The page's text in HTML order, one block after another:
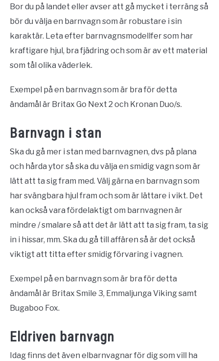
Bor du på landet eller avser att gå mycket i terräng så
bör du välja en barnvagn som är robustare i sin
karaktär. Leta efter barnvagnsmodellfer som har
kraftigare hjul, bra fjädring och som är av ett material
som tål olika väderlek.
Exempel på en barnvagn som är bra för detta
ändamål är Britax Go Next 2 och Kronan Duo/s.
Barnvagn i stan
Ska du gå mer i stan med barnvagnen, dvs på plana
och hårda ytor så ska du välja en smidig vagn som är
lätt att ta sig fram med. Välj gärna en barnvagn som
har svängbara hjul fram och som är lättare i vikt. Det
kan också vara fördelaktigt om barnvagnen är
mindre / smalare så att det är lätt att ta sig fram, ta sig
in i hissar, mm. Ska du gå till affären så är det också
viktigt att titta efter smidig förvaring i vagnen.
Exempel på en barnvagn som är bra för detta
ändamål är Britax Smile 3, Emmaljunga Viking samt
Bugaboo Fox.
Eldriven barnvagn
Idag finns det även elbarnvagnar för dig som vill ha